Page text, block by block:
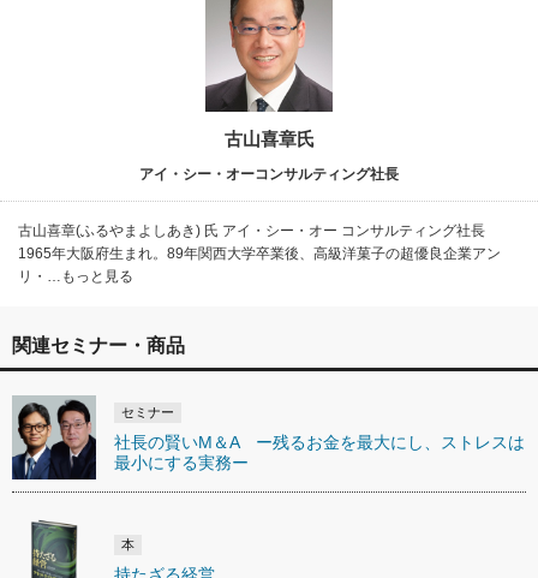
古山喜章氏
アイ・シー・オーコンサルティング社長
古山喜章(ふるやまよしあき) 氏 アイ・シー・オー コンサルティング社長
1965年大阪府生まれ。89年関西大学卒業後、高級洋菓子の超優良企業アン
リ・…もっと見る
関連セミナー・商品
セミナー
社長の賢いM＆A ー残るお金を最大にし、ストレスは
最小にする実務ー
本
持たざる経営